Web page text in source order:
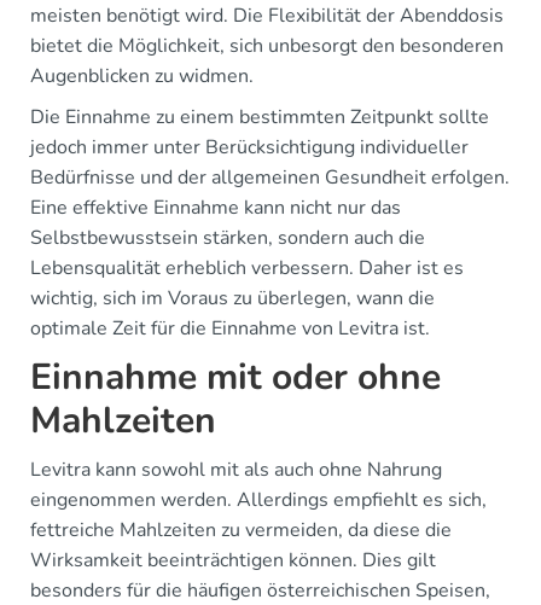
meisten benötigt wird. Die Flexibilität der Abenddosis
bietet die Möglichkeit, sich unbesorgt den besonderen
Augenblicken zu widmen.
Die Einnahme zu einem bestimmten Zeitpunkt sollte
jedoch immer unter Berücksichtigung individueller
Bedürfnisse und der allgemeinen Gesundheit erfolgen.
Eine effektive Einnahme kann nicht nur das
Selbstbewusstsein stärken, sondern auch die
Lebensqualität erheblich verbessern. Daher ist es
wichtig, sich im Voraus zu überlegen, wann die
optimale Zeit für die Einnahme von Levitra ist.
Einnahme mit oder ohne
Mahlzeiten
Levitra kann sowohl mit als auch ohne Nahrung
eingenommen werden. Allerdings empfiehlt es sich,
fettreiche Mahlzeiten zu vermeiden, da diese die
Wirksamkeit beeinträchtigen können. Dies gilt
besonders für die häufigen österreichischen Speisen,